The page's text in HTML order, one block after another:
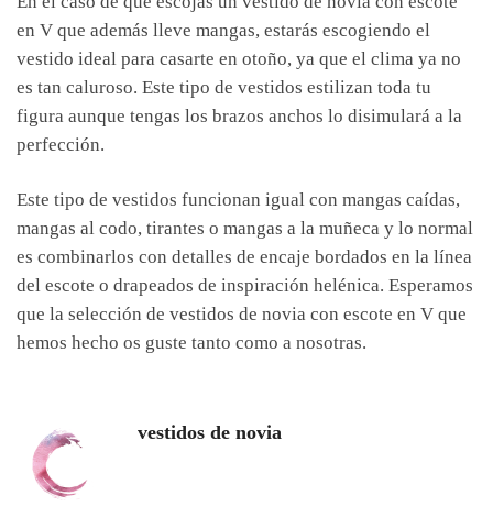
en V que además lleve mangas, estarás escogiendo el
vestido ideal para casarte en otoño, ya que el clima ya no
es tan caluroso. Este tipo de vestidos estilizan toda tu
figura aunque tengas los brazos anchos lo disimulará a la
perfección.
Este tipo de vestidos funcionan igual con mangas caídas,
mangas al codo, tirantes o mangas a la muñeca y lo normal
es combinarlos con detalles de encaje bordados en la línea
del escote o drapeados de inspiración helénica. Esperamos
que la selección de vestidos de novia con escote en V que
hemos hecho os guste tanto como a nosotras.
vestidos de novia